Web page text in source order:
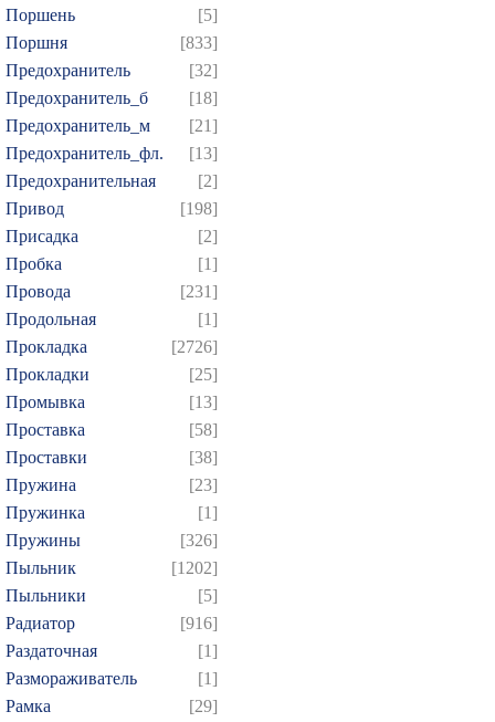
Поршень
[5]
Поршня
[833]
Предохранитель
[32]
Предохранитель_б
[18]
Предохранитель_м
[21]
Предохранитель_фл.
[13]
Предохранительная
[2]
Привод
[198]
Присадка
[2]
Пробка
[1]
Провода
[231]
Продольная
[1]
Прокладка
[2726]
Прокладки
[25]
Промывка
[13]
Проставка
[58]
Проставки
[38]
Пружина
[23]
Пружинка
[1]
Пружины
[326]
Пыльник
[1202]
Пыльники
[5]
Радиатор
[916]
Раздаточная
[1]
Размораживатель
[1]
Рамка
[29]